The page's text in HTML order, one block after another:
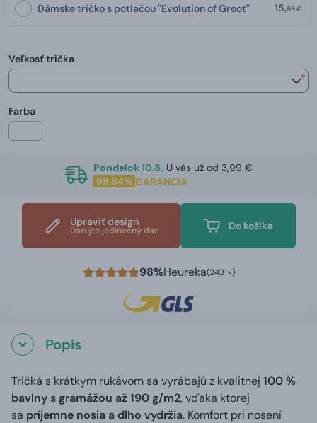
Dámske tričko s potlačou "Evolution of Groot" 15,99 €
Veľkosť trička
*
Farba
Pondelok 10.8. U vás už od 3,99 €
98,84% GARANCIA
Upraviť design
Darujte jedinečný dar Do košíka
98%Heureka(2431×)
Popis
Tričká s krátkym rukávom sa vyrábajú z kvalitnej 100 %
bavlny s gramážou až 190 g/m2, vďaka ktorej
sa príjemne nosia a dlho vydržia. Komfort pri nosení